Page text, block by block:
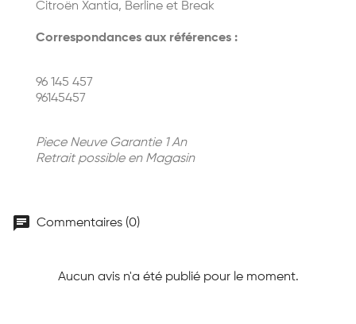
Citroën Xantia, Berline et Break
Correspondances aux références :
96 145 457
96145457
Piece Neuve Garantie 1 An
Retrait possible en Magasin
chat Commentaires (0)
Aucun avis n'a été publié pour le moment.